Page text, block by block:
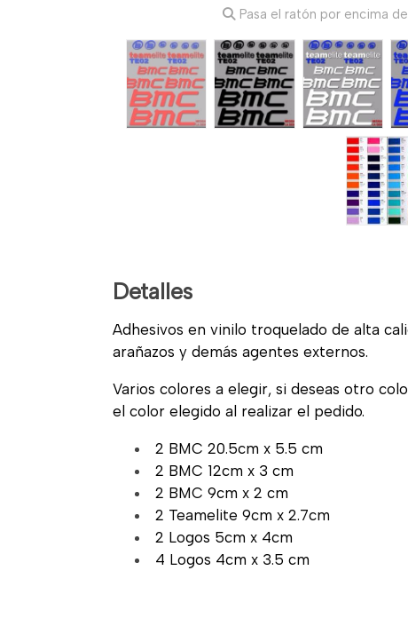
Pasa el ratón por encima
Detalles
Adhesivos en vinilo troquelado de alta
arañazos y demás agentes externos.
Varios colores a elegir, si deseas otro
el color elegido al realizar el pedido.
2 BMC 20.5cm x 5.5 cm
2 BMC 12cm x 3 cm
2 BMC 9cm x 2 cm
2 Teamelite 9cm x 2.7cm
2 Logos 5cm x 4cm
4 Logos 4cm x 3.5 cm